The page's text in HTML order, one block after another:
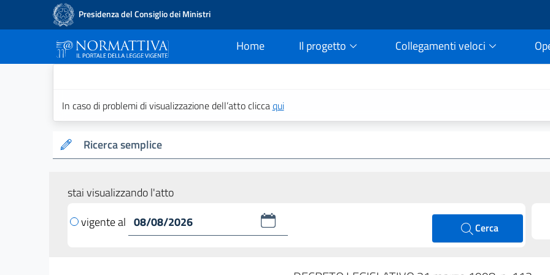
Presidenza del Consiglio dei Ministri
Home
current Il progetto Collegamenti veloci
In caso di problemi di visualizzazione dell’atto cliccaqui
Ricerca semplice
stai visualizzando l'atto
vigente al
Cerca